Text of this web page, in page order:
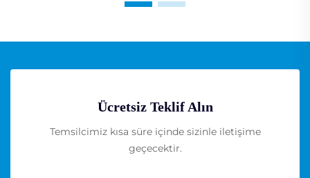
Ücretsiz Teklif Alın
Temsilcimiz kısa süre içinde sizinle iletişime
geçecektir.